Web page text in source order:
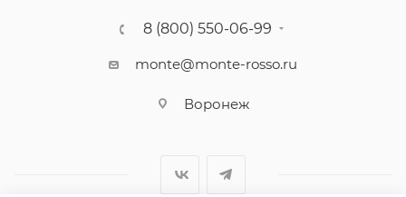
8 (800) 550-06-99
monte@monte-rosso.ru
Воронеж